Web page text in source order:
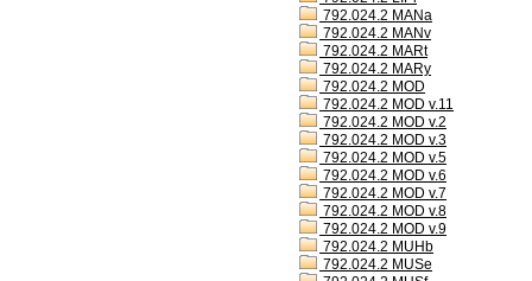
792.024.2 MANa
792.024.2 MANv
792.024.2 MARt
792.024.2 MARy
792.024.2 MOD
792.024.2 MOD v.11
792.024.2 MOD v.2
792.024.2 MOD v.3
792.024.2 MOD v.5
792.024.2 MOD v.6
792.024.2 MOD v.7
792.024.2 MOD v.8
792.024.2 MOD v.9
792.024.2 MUHb
792.024.2 MUSe